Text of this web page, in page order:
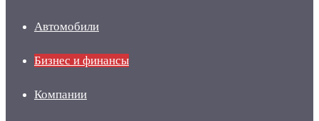
Автомобили
Бизнес и финансы
Компании